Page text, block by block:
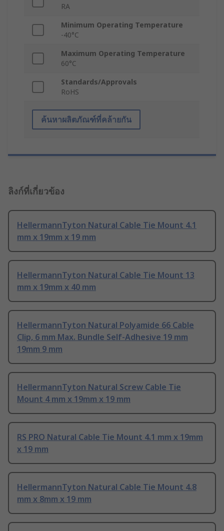
RA
Minimum Operating Temperature
-40°C
Maximum Operating Temperature
60°C
Standards/Approvals
RoHS
ค้นหาผลิตภัณฑ์ที่คล้ายกัน
ลิงก์ที่เกี่ยวข้อง
HellermannTyton Natural Cable Tie Mount 4.1
mm x 19mm x 19 mm
HellermannTyton Natural Cable Tie Mount 13
mm x 19mm x 40 mm
HellermannTyton Natural Polyamide 66 Cable
Clip, 6 mm Max. Bundle Self-Adhesive 19 mm
19mm 9 mm
HellermannTyton Natural Screw Cable Tie
Mount 4 mm x 19mm x 19 mm
RS PRO Natural Cable Tie Mount 4.1 mm x 19mm
x 19 mm
HellermannTyton Natural Cable Tie Mount 4.8
mm x 8mm x 19 mm